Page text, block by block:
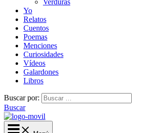
Verduras
Yo
Relatos
Cuentos
Poemas
Menciones
Curiosidades
Vídeos
Galardones
Libros
Buscar por:
Buscar